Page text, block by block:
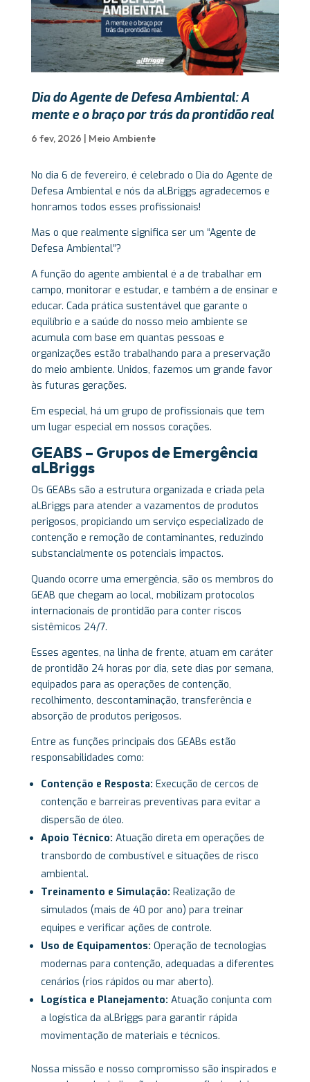
Dia do Agente de Defesa Ambiental: A
mente e o braço por trás da prontidão real
6 fev, 2026 | Meio Ambiente
No dia 6 de fevereiro, é celebrado o Dia do Agente de
Defesa Ambiental e nós da aLBriggs agradecemos e
honramos todos esses profissionais!
Mas o que realmente significa ser um “Agente de
Defesa Ambiental”?
A função do agente ambiental é a de trabalhar em
campo, monitorar e estudar, e também a de ensinar e
educar. Cada prática sustentável que garante o
equilíbrio e a saúde do nosso meio ambiente se
acumula com base em quantas pessoas e
organizações estão trabalhando para a preservação
do meio ambiente. Unidos, fazemos um grande favor
às futuras gerações.
Em especial, há um grupo de profissionais que tem
um lugar especial em nossos corações.
GEABS – Grupos de Emergência
aLBriggs
Os GEABs são a estrutura organizada e criada pela
aLBriggs para atender a vazamentos de produtos
perigosos, propiciando um serviço especializado de
contenção e remoção de contaminantes, reduzindo
substancialmente os potenciais impactos.
Quando ocorre uma emergência, são os membros do
GEAB que chegam ao local, mobilizam protocolos
internacionais de prontidão para conter riscos
sistêmicos 24/7.
Esses agentes, na linha de frente, atuam em caráter
de prontidão 24 horas por dia, sete dias por semana,
equipados para as operações de contenção,
recolhimento, descontaminação, transferência e
absorção de produtos perigosos.
Entre as funções principais dos GEABs estão
responsabilidades como:
Contenção e Resposta: Execução de cercos de
contenção e barreiras preventivas para evitar a
dispersão de óleo.
Apoio Técnico: Atuação direta em operações de
transbordo de combustível e situações de risco
ambiental.
Treinamento e Simulação: Realização de
simulados (mais de 40 por ano) para treinar
equipes e verificar ações de controle.
Uso de Equipamentos: Operação de tecnologias
modernas para contenção, adequadas a diferentes
cenários (rios rápidos ou mar aberto).
Logística e Planejamento: Atuação conjunta com
a logística da aLBriggs para garantir rápida
movimentação de materiais e técnicos.
Nossa missão e nosso compromisso são inspirados e